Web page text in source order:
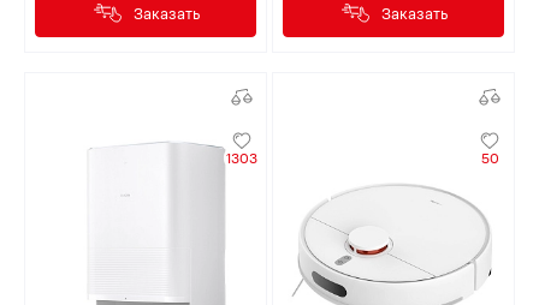
Заказать Заказать
1303 50